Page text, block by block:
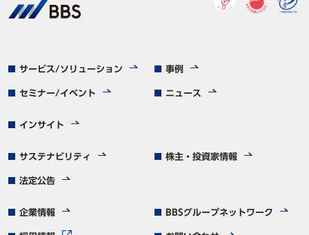
サービス/ソリューション 事例
セミナー/イベント ニュース
インサイト
サステナビリティ 株主・投資家情報
法定公告
企業情報 BBSグループネットワーク